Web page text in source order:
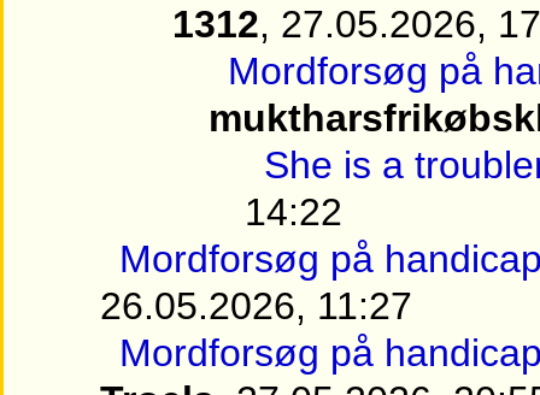
1312, 27.05.2026,
Mordforsøg på
She is a
14:22
Mordforsøg på
26.05.2026, 11:27
Mordforsøg på